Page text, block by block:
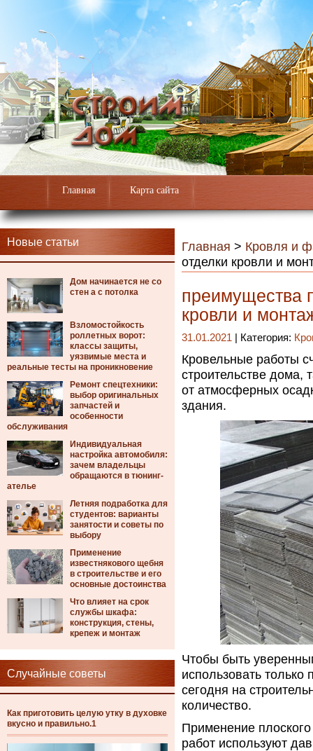
Главная Карта сайта
Новые статьи
Дом начинается не со
стен а с потолка
Взломостойкость
роллетных ворот:
классы защиты,
уязвимые места и
реальные тесты на проникновение
Ремонт спецтехники:
выбор оригинальных
запчастей и
особенности
обслуживания
Индивидуальная
настройка автомобиля:
зачем владельцы
обращаются в тюнинг-
ателье
Летняя подработка для
студентов: варианты
занятости и советы по
выбору
Применение
известнякового щебня
в строительстве и его
основные достоинства
Что влияет на срок
службы шкафа:
конструкция, стены,
крепеж и монтаж
Случайные советы
Как приготовить целую утку в духовке
вкусно и правильно.1
Главная > Кровля и
отделки кровли и
преимущества
кровли и
31.01.2021 | Категория:
Кровельные работы
строительстве дома,
от атмосферных
здания.
Чтобы быть
использовать
сегодня на
количество.
Применение
работ используют